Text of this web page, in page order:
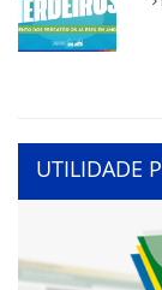
UTILIDADE